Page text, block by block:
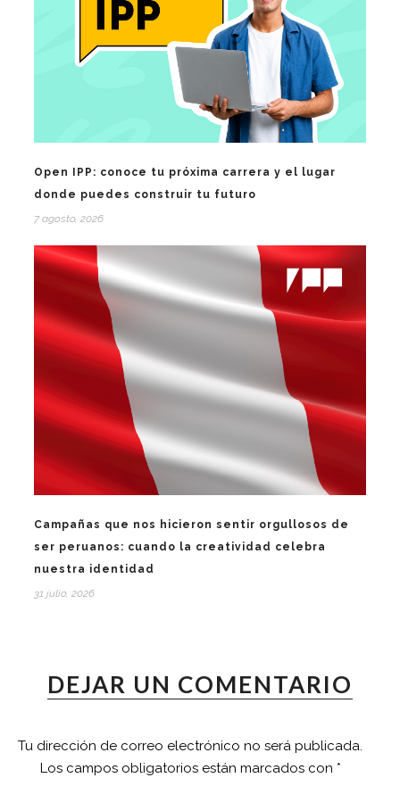
Open IPP: conoce tu próxima carrera y el lugar
donde puedes construir tu futuro
7 agosto, 2026
Campañas que nos hicieron sentir orgullosos de
ser peruanos: cuando la creatividad celebra
nuestra identidad
31 julio, 2026
DEJAR UN COMENTARIO
Tu dirección de correo electrónico no será publicada.
Los campos obligatorios están marcados con *